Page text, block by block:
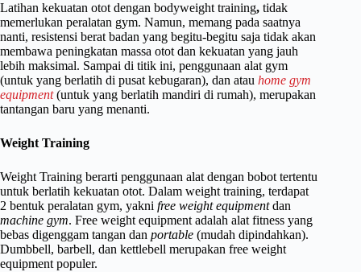
Latihan kekuatan otot dengan bodyweight training, tidak
memerlukan peralatan gym. Namun, memang pada saatnya
nanti, resistensi berat badan yang begitu-begitu saja tidak akan
membawa peningkatan massa otot dan kekuatan yang jauh
lebih maksimal. Sampai di titik ini, penggunaan alat gym
(untuk yang berlatih di pusat kebugaran), dan atau home gym
equipment(untuk yang berlatih mandiri di rumah), merupakan
tantangan baru yang menanti.
Weight Training
Weight Training berarti penggunaan alat dengan bobot tertentu
untuk berlatih kekuatan otot. Dalam weight training, terdapat
2 bentuk peralatan gym, yakni free weight equipmentdan
machine gym. Free weight equipment adalah alat fitness yang
bebas digenggam tangan dan portable (mudah dipindahkan).
Dumbbell, barbell, dan kettlebell merupakan free weight
equipment populer.